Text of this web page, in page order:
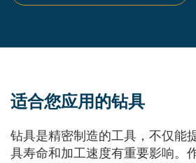
适合您应用的钻具
钻具是精密制造的工具，不仅能
具寿命和加工速度有重要影响。